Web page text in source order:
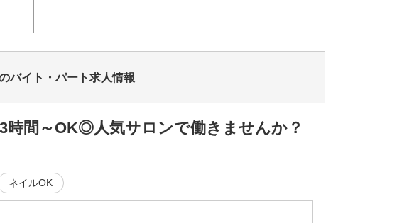
バイト・パート求人情報
間～OK◎人気サロンで働きませんか？
ネイルOK